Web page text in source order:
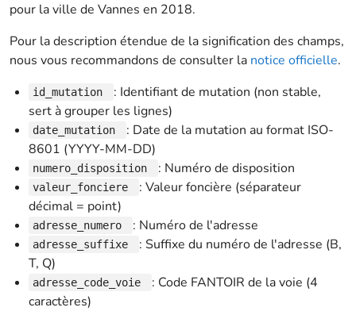
pour la ville de Vannes en 2018.
Pour la description étendue de la signification des champs,
nous vous recommandons de consulter la notice officielle.
id_mutation
: Identifiant de mutation (non stable,
sert à grouper les lignes)
date_mutation
: Date de la mutation au format ISO-
8601 (YYYY-MM-DD)
numero_disposition : Numéro de disposition
valeur_fonciere
: Valeur foncière (séparateur
décimal = point)
adresse_numero : Numéro de l'adresse
adresse_suffixe
: Suffixe du numéro de l'adresse (B,
T, Q)
adresse_code_voie
: Code FANTOIR de la voie (4
caractères)